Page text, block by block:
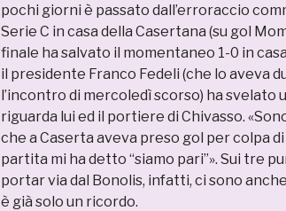
pochi giorni è passato dall’erroraccio
Serie C in casa della Casertana (su gol
finale ha salvato il momentaneo 1-0 in
il presidente Franco Fedeli (che lo aveva
l’incontro di mercoledì scorso) ha
riguarda lui ed il portiere di Chivasso.
che a Caserta aveva preso gol per colpa
partita mi ha detto “siamo pari”». Sui tre
portar via dal Bonolis, infatti, ci sono
è già solo un ricordo.